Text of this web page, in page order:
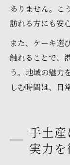
ありません。こ
訪れる方にも安
また、ケーキ選
触れることで、
う。地域の魅力
しむ時間は、日
手土
実力